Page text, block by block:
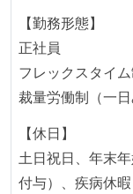
vagrant
kubernetes
その他、現場で
言語
kotlin
任で好きなも
企画を決定す
参加している
タスクの見積
となって行う
全体のスケジ
ながら、納期
【勤務形態】
正社員
フレックスタイ
裁量労働制（一日
【休日】
土日祝日、年末
付与）、疾病休